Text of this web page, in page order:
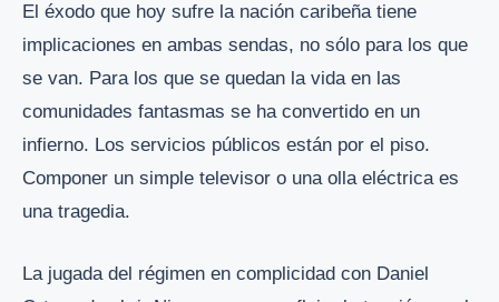
El éxodo que hoy sufre la nación caribeña tiene
implicaciones en ambas sendas, no sólo para los que
se van. Para los que se quedan la vida en las
comunidades fantasmas se ha convertido en un
infierno. Los servicios públicos están por el piso.
Componer un simple televisor o una olla eléctrica es
una tragedia.
La jugada del régimen en complicidad con Daniel